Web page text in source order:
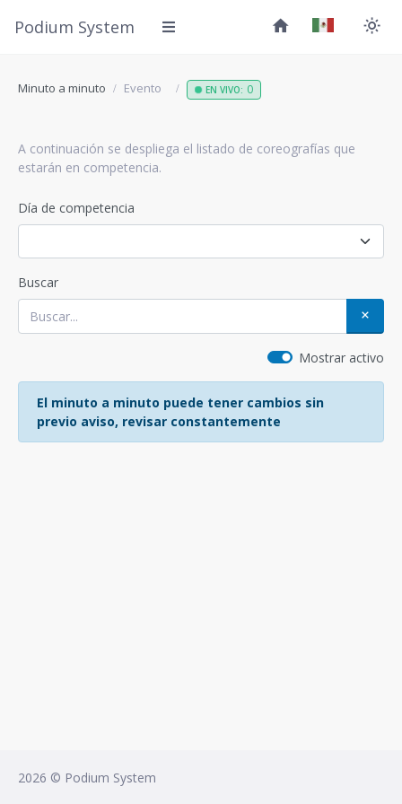
Podium System
Minuto a minuto Evento EN VIVO: 0
A continuación se despliega el listado de coreografías que
estarán en competencia.
Día de competencia
Buscar
Mostrar activo
El minuto a minuto puede tener cambios sin
previo aviso, revisar constantemente
2026 © Podium System